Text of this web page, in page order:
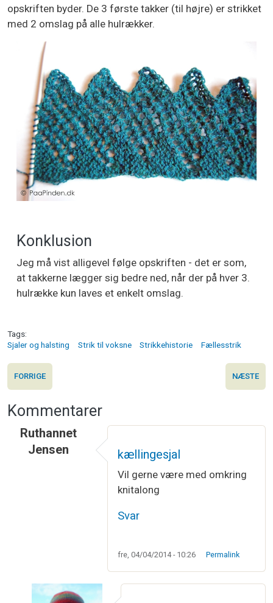
opskriften byder. De 3 første takker (til højre) er strikket
med 2 omslag på alle hulrækker.
Konklusion
Jeg må vist alligevel følge opskriften - det er som,
at takkerne lægger sig bedre ned, når der på hver 3.
hulrække kun laves et enkelt omslag.
Tags
Sjaler og halsting
Strik til voksne Strikkehistorie Fællesstrik
FORRIGE NÆSTE
Kommentarer
Ruthannet
Jensen
kællingesjal
Vil gerne være med omkring
knitalong
Svar
fre, 04/04/2014 - 10:26 Permalink